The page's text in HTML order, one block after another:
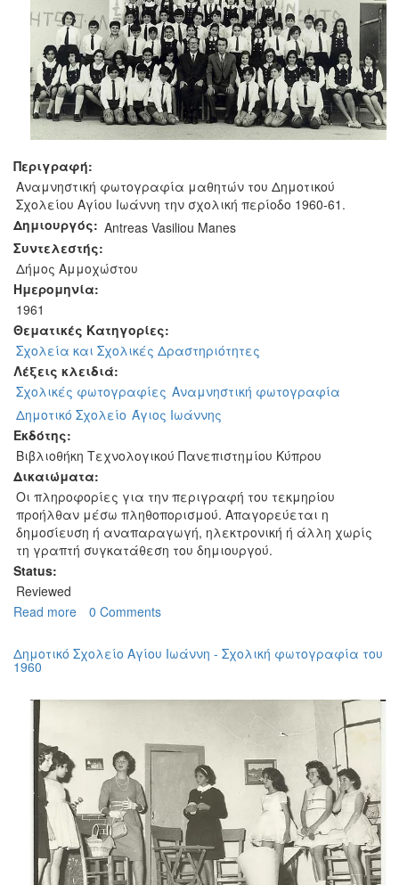
Περιγραφή:
Αναμνηστική φωτογραφία μαθητών του Δημοτικού
Σχολείου Αγίου Ιωάννη την σχολική περίοδο 1960-61.
Δημιουργός: Antreas Vasiliou Manes
Συντελεστής:
Δήμος Αμμοχώστου
Ημερομηνία:
1961
Θεματικές Κατηγορίες:
Σχολεία και Σχολικές Δραστηριότητες
Λέξεις κλειδιά:
Σχολικές φωτογραφίες Αναμνηστική φωτογραφία
Δημοτικό Σχολείο Άγιος Ιωάννης
Εκδότης:
Βιβλιοθήκη Τεχνολογικού Πανεπιστημίου Κύπρου
Δικαιώματα:
Οι πληροφορίες για την περιγραφή του τεκμηρίου
προήλθαν μέσω πληθοπορισμού. Απαγορεύεται η
δημοσίευση ή αναπαραγωγή, ηλεκτρονική ή άλλη χωρίς
τη γραπτή συγκατάθεση του δημιουργού.
Status:
Reviewed
Read more about
Σχολείο
Αγίου
-
του
1961
0 Comments
Δημοτικό Σχολείο Αγίου Ιωάννη - Σχολική φωτογραφία του
1960